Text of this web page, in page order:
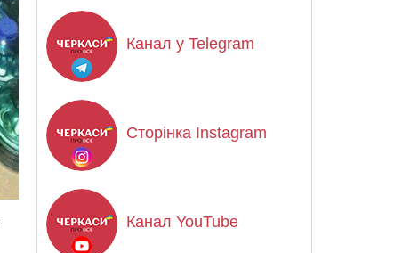
Канал у Telegram
Сторінка Instagram
Канал YouTube